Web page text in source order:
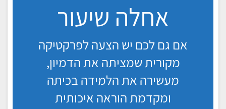
אחלה שיעור
אם גם לכם יש הצעה לפרקטיקה
מקורית שמציתה את הדמיון,
מעשירה את הלמידה בכיתה
ומקדמת הוראה איכותית